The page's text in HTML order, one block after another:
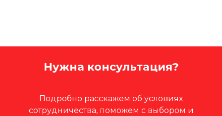
Нужна консультация?
Подробно расскажем об условиях
сотрудничества, поможем с выбором и